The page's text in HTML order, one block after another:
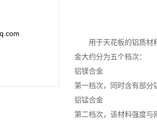
用于天花板的铝质材料
金大约分为五个档次：
铝镁合金
第一档次，同时含有部分
铝锰合金
第二档次，该材料强度与